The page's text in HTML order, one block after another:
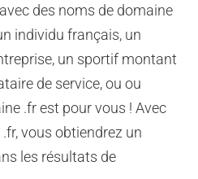
des noms de domaine
individu français, un
un sportif montant
de service, ou ou
.fr est pour vous ! Avec
vous obtiendrez un
les résultats de